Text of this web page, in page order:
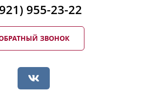
955-23-22
ЗВОНОК